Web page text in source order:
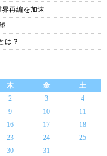
再編を加速
は？
木 金
土
2 3
4
9 10
11
16 17
18
23 24
25
30 31